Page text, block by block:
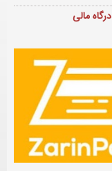
درگاه مالی